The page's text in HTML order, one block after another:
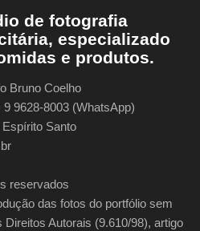
de fotografia
especializado
e produtos.
Bruno Coelho
9 9628-8003 (WhatsApp)
Santo
reservados
das fotos do portfólio sem
Autorais (9.610/98), artigo